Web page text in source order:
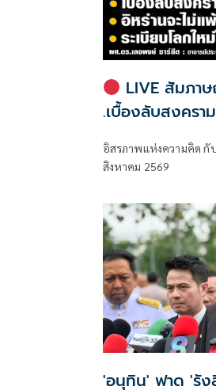
LIVE สัมภา
.เบื้องลับสงครา
อิสรภาพแห่งคว
อิสรภาพแห่งความคิด กั
สิงหาคม 2569
'อนุทิน' ฟาด 'รั